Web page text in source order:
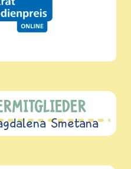
Smetana